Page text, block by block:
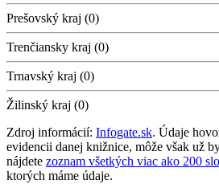
Prešovský kraj (0)
Trenčiansky kraj (0)
Trnavský kraj (0)
Žilinský kraj (0)
Zdroj informácií: Infogate.sk. Údaje
evidencii danej knižnice, môže však už
nájdete zoznam všetkých viac ako 200
ktorých máme údaje.